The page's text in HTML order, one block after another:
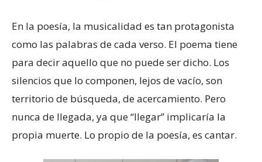
En la poesía, la musicalidad es tan protagonista
como las palabras de cada verso. El poema tiene
para decir aquello que no puede ser dicho. Los
silencios que lo componen, lejos de vacío, son
territorio de búsqueda, de acercamiento. Pero
nunca de llegada, ya que “llegar” implicaría la
propia muerte. Lo propio de la poesía, es cantar.